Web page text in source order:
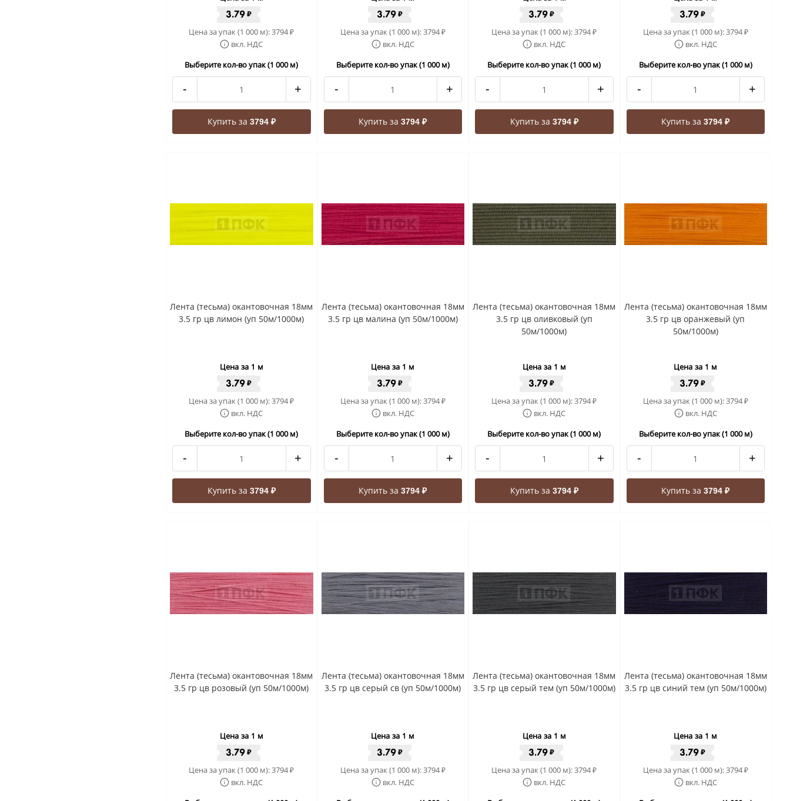
3.79₽
Цена за упак (1 000 м):3794₽
вкл. НДС
Выберите кол-во упак (1 000 м)
- +
Купить за 3794 ₽
3.79₽
Цена за упак (1 000 м):3794₽
вкл. НДС
Выберите кол-во упак (1 000 м)
- +
Купить за3794 ₽
3.79₽
Цена за упак (1 000 м):3794₽
вкл. НДС
Выберите кол-во упак (1 000 м)
- +
Купить за 3794 ₽
3.79₽
Цена за упак (1 000 м):3794₽
вкл. НДС
Выберите кол-во упак (1 000 м)
- +
Купить за3794 ₽
Лента (тесьма) окантовочная 18мм
3.5 гр цв лимон (уп 50м/1000м)
Цена за 1 м
3.79₽
Цена за упак (1 000 м):3794₽
вкл. НДС
Выберите кол-во упак (1 000 м)
- +
Купить за 3794 ₽
Лента (тесьма) окантовочная 18мм
3.5 гр цв малина (уп 50м/1000м)
Цена за 1 м
3.79₽
Цена за упак (1 000 м):3794₽
вкл. НДС
Выберите кол-во упак (1 000 м)
- +
Купить за3794 ₽
Лента (тесьма) окантовочная 18мм
3.5 гр цв оливковый (уп
50м/1000м)
Цена за 1 м
3.79₽
Цена за упак (1 000 м):3794₽
вкл. НДС
Выберите кол-во упак (1 000 м)
- +
Купить за 3794 ₽
Лента (тесьма) окантовочная 18мм
3.5 гр цв оранжевый (уп
50м/1000м)
Цена за 1 м
3.79₽
Цена за упак (1 000 м):3794₽
вкл. НДС
Выберите кол-во упак (1 000 м)
- +
Купить за3794 ₽
Лента (тесьма) окантовочная 18мм
3.5 гр цв розовый (уп 50м/1000м)
Цена за 1 м
3.79₽
Цена за упак (1 000 м):3794₽
вкл. НДС
Лента (тесьма) окантовочная 18мм
3.5 гр цв серый св (уп 50м/1000м)
Цена за 1 м
3.79₽
Цена за упак (1 000 м):3794₽
вкл. НДС
Лента (тесьма) окантовочная 18мм
3.5 гр цв серый тем (уп 50м/1000м)
Цена за 1 м
3.79₽
Цена за упак (1 000 м):3794₽
вкл. НДС
Лента (тесьма) окантовочная 18мм
3.5 гр цв синий тем (уп 50м/1000м)
Цена за 1 м
3.79₽
Цена за упак (1 000 м):3794₽
вкл. НДС